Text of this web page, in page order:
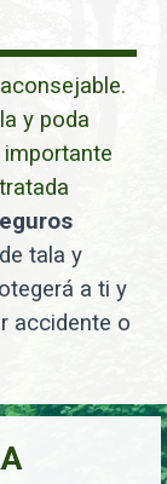
y poda
tala y
a ti y
accidente o